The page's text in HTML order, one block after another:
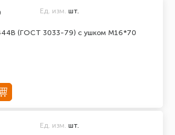
(ГОСТ 3033-79) с ушком М16*70
Ед. изм. шт.
Ед. изм. шт.